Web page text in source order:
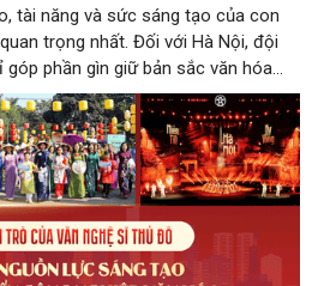
tài năng và sức sáng tạo của con
trọng nhất. Đối với Hà Nội, đội
phần gìn giữ bản sắc văn hóa
trong quá trình hình thành các sản
có giá trị. Khơi dậy, phát huy và tạo
tạo ấy phát triển sẽ là “chìa khóa”
tiềm năng văn hóa, nâng cao năng
vị thế của một trung tâm sáng tạo